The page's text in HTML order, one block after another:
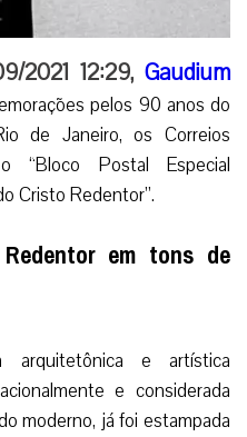
2021 12:29, Gaudium
pelos 90 anos do
de Janeiro, os Correios
“Bloco Postal Especial
Cristo Redentor”.
em tons de
arquitetônica e artística
e considerada
moderno, já foi estampada